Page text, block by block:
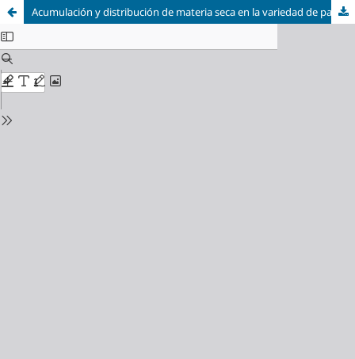
Acumulación y distribución de materia seca en la variedad de papa (Solanum tuberosum L.) Mukasinia en el estado Trujillo. Venezuela